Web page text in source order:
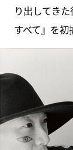
り出してき
すべて』を初